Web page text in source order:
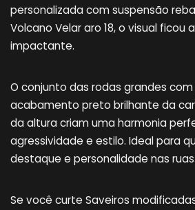
personalizada com suspensão
Volcano Velar aro 18, o visual ficou
impactante.
O conjunto das rodas grandes
acabamento preto brilhante da
da altura criam uma harmonia
agressividade e estilo. Ideal para
destaque e personalidade nas ruas.
Se você curte Saveiros